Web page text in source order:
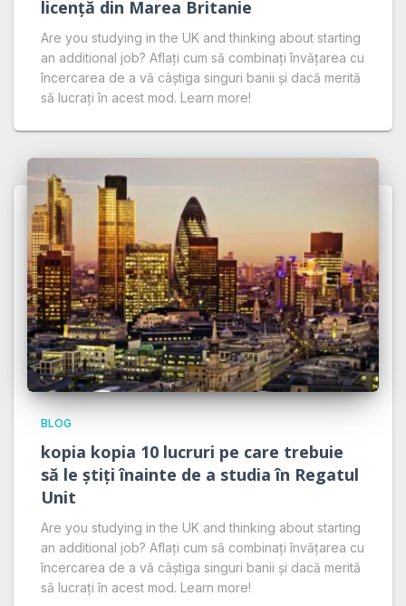
licență din Marea Britanie
Are you studying in the UK and thinking about starting
an additional job? Aflați cum să combinați învățarea cu
încercarea de a vă câștiga singuri banii și dacă merită
să lucrați în acest mod. Learn more!
BLOG
kopia kopia 10 lucruri pe care trebuie
să le știți înainte de a studia în Regatul
Unit
Are you studying in the UK and thinking about starting
an additional job? Aflați cum să combinați învățarea cu
încercarea de a vă câștiga singuri banii și dacă merită
să lucrați în acest mod. Learn more!